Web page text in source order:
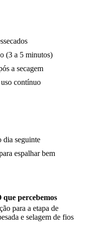
(3 a 5 minutos)
a secagem
contínuo
dia seguinte
espalhar bem
que percebemos
para a etapa de
e selagem de fios